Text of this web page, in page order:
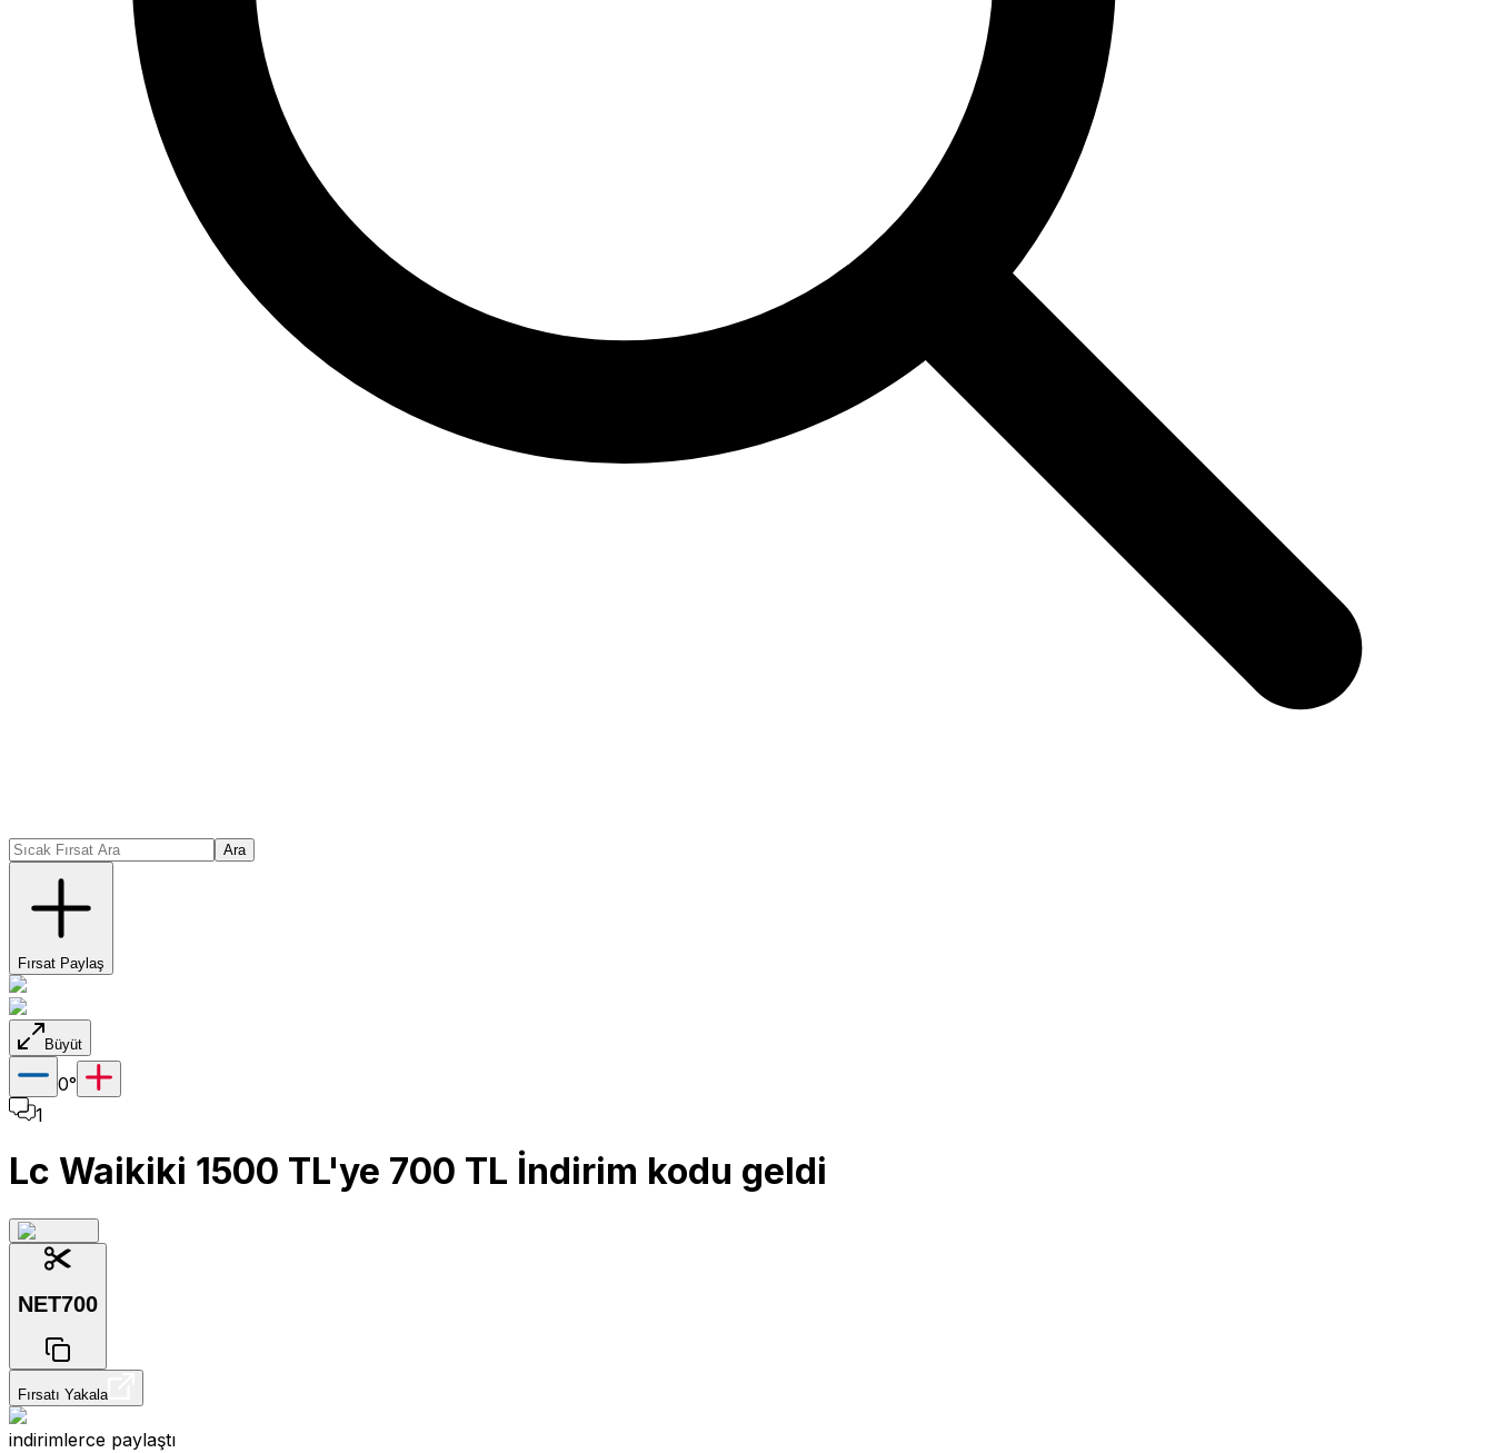
Ara
Fırsat Paylaş
Büyüt
0°
1
Lc Waikiki 1500 TL'ye 700 TL İndirim kodu geldi
NET700
Fırsatı Yakala
indirimlerce paylaştı